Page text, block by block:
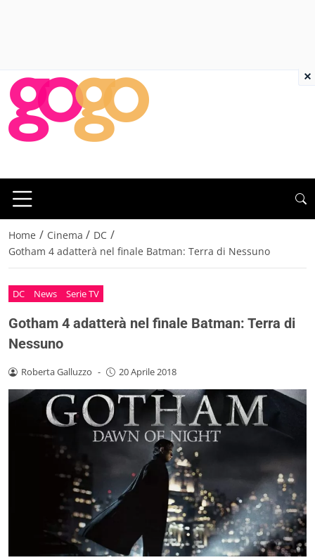
Home / Cinema / DC /
Gotham 4 adatterà nel finale Batman: Terra di Nessuno
DC News Serie TV
Gotham 4 adatterà nel finale Batman: Terra di
Nessuno
Roberta Galluzzo - 20 Aprile 2018
×